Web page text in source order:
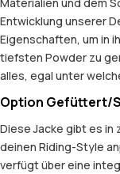
Entwicklung unserer
Eigenschaften, um in
tiefsten Powder zu
alles, egal unter
Option Gefüttert/
Diese Jacke gibt es in
deinen Riding-Style
verfügt über eine